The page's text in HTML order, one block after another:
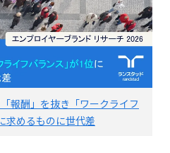
報酬」を抜き「ワークライフ
めるものに世代差